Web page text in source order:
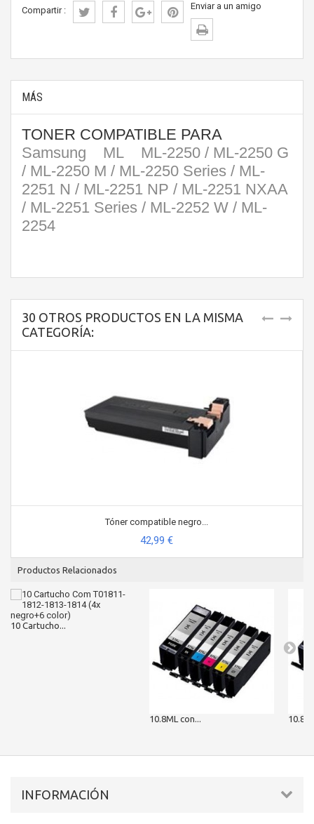
Compartir : Enviar a un amigo
MÁS
TONER COMPATIBLE PARA
Samsung ML ML-2250 / ML-2250 G
/ ML-2250 M / ML-2250 Series / ML-
2251 N / ML-2251 NP / ML-2251 NXAA
/ ML-2251 Series / ML-2252 W / ML-
2254
30 OTROS PRODUCTOS EN LA MISMA
CATEGORÍA:
Tóner compatible negro...
42,99 €
Productos Relacionados
10 Cartucho...
10.8ML con...
INFORMACIÓN